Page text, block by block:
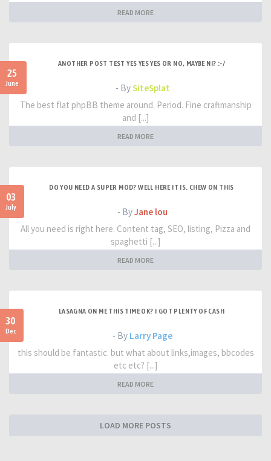
READ MORE
25
June
ANOTHER POST TEST YES YES YES OR NO, MAYBE NI? :-/
- BySiteSplat
The best flat phpBB theme around. Period. Fine craftmanship
and [...]
READ MORE
03
July
DO YOU NEED A SUPER MOD? WELL HERE IT IS. CHEW ON THIS
- ByJane lou
All you need is right here. Content tag, SEO, listing, Pizza and
spaghetti [...]
READ MORE
30
Dec
LASAGNA ON ME THIS TIME OK? I GOT PLENTY OF CASH
- By Larry Page
this should be fantastic. but what about links,images, bbcodes
etc etc? [...]
READ MORE
LOAD MORE POSTS